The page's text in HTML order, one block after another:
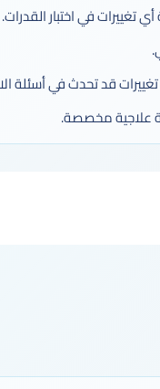
تغييرات في اختبار القدرات.
قد تحدث في أسئلة
علاجية مخصصة.